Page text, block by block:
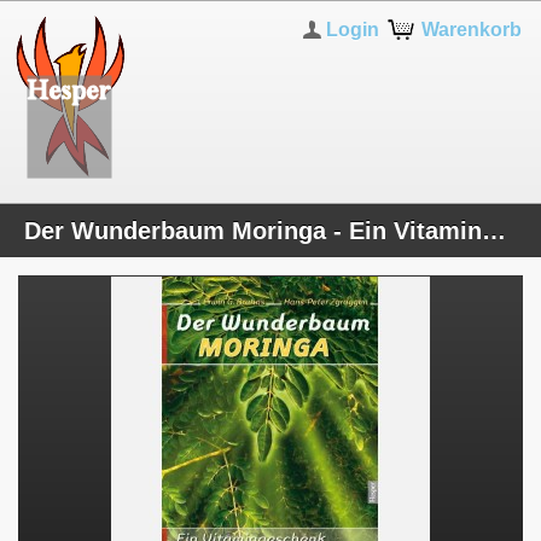
Warenkorb
Login
Der Wunderbaum Moringa - Ein Vitamingeschenk von Mutter Natur